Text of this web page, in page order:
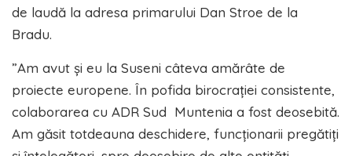
de laudă la adresa primarului Dan Stroe de la
Bradu.
”Am avut și eu la Suseni câteva amărâte de
proiecte europene. În pofida birocrației consistente,
colaborarea cu ADR Sud Muntenia a fost deosebită.
Am găsit totdeauna deschidere, funcționarii pregătiți